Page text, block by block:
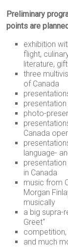
Preliminary
points are
exhibition
flight,
literature,
three
of Canada
photo-
Canada
language-
in Canada
music from
Morgan
musically
a big supra-
Greet“
and much